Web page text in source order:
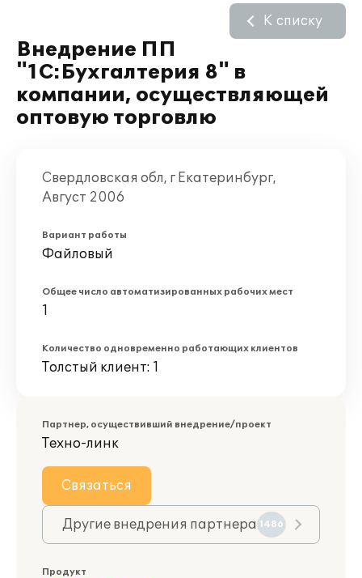
Внедрение ПП
"1С:Бухгалтерия 8" в
компании, осуществляющей
оптовую торговлю
К списку
Свердловская обл, г Екатеринбург,
Август 2006
Вариант работы
Файловый
Общее число автоматизированных рабочих мест
1
Количество одновременно работающих клиентов
Толстый клиент: 1
Партнер, осуществивший внедрение/проект
Техно-линк
Связаться
Другие внедрения партнера 1486
Продукт